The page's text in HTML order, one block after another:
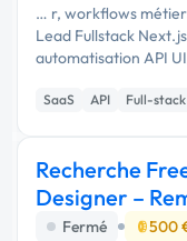
… r, workflows
Lead Fullstack
automatisation API
recherchons des
une architecture
SaaS API Full-stack
Recherche
Designer –
ponctuelles
Fermé 500